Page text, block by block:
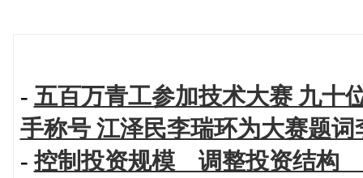
- 五百万青工参加技术大赛 九十
手称号 江泽民李瑞环为大赛题
- 控制投资规模 调整投资结构